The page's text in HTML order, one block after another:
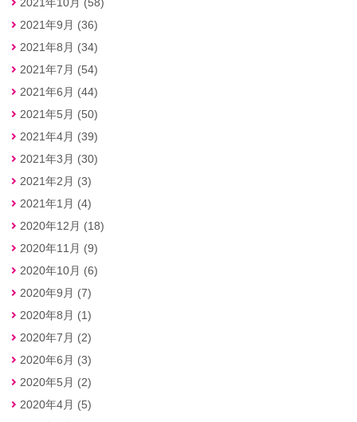
2021年10月 (58)
2021年9月 (36)
2021年8月 (34)
2021年7月 (54)
2021年6月 (44)
2021年5月 (50)
2021年4月 (39)
2021年3月 (30)
2021年2月 (3)
2021年1月 (4)
2020年12月 (18)
2020年11月 (9)
2020年10月 (6)
2020年9月 (7)
2020年8月 (1)
2020年7月 (2)
2020年6月 (3)
2020年5月 (2)
2020年4月 (5)